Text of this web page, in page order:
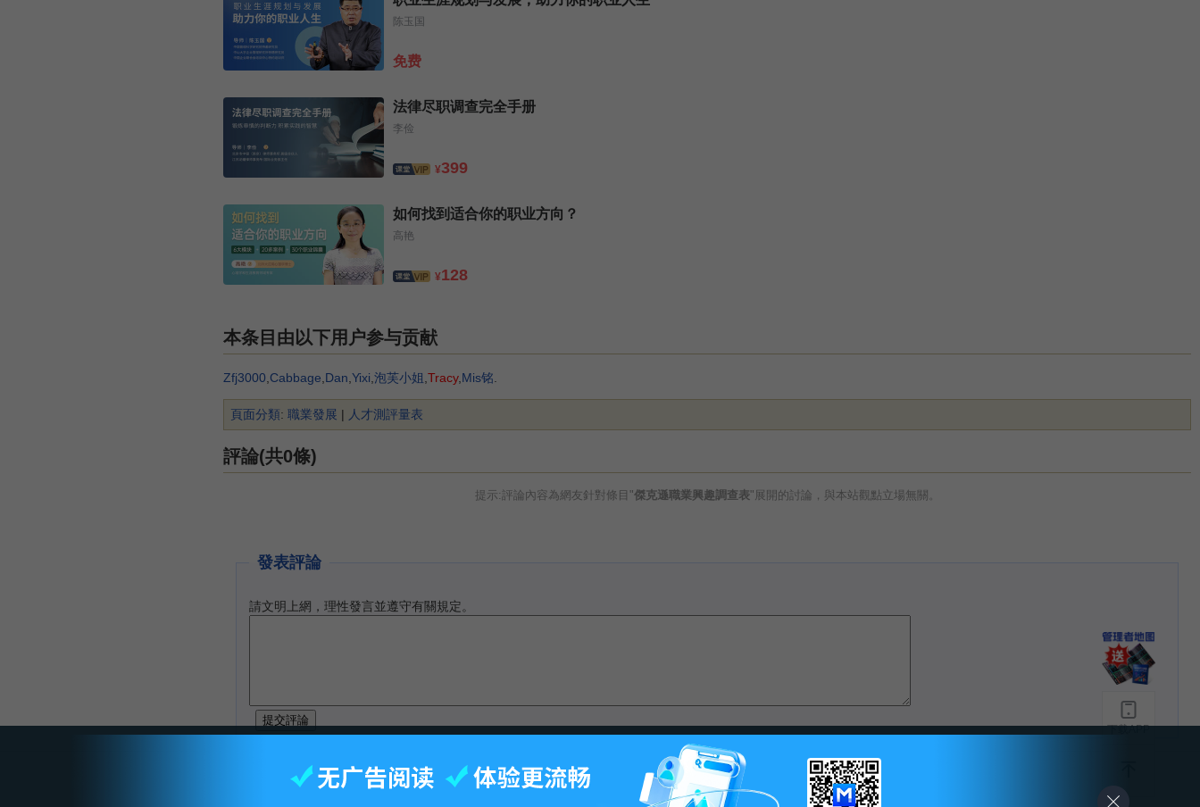
陈玉国
免费
法律尽职调查完全手册
李俭
¥399
如何找到适合你的职业方向？
高艳
¥128
本条目由以下用户参与贡献
Zfj3000 Cabbage Dan Yixi 泡芙小姐 Tracy, Mis铭
頁面分類: 職業發展 | 人才測評量表
評論(共0條)
提示:評論內容為網友針對條目"傑克遜職業興趣調查表"展開的討論，與本站觀點立場無關。
發表評論
請文明上網，理性發言並遵守有關規定。
下载APP
最後更改15:09, 2015年2月3日.
智库首页 百科首页 关于百科 客户端 人才招聘 广告合作- 权利通知-联系我们-免责声明 友情链接